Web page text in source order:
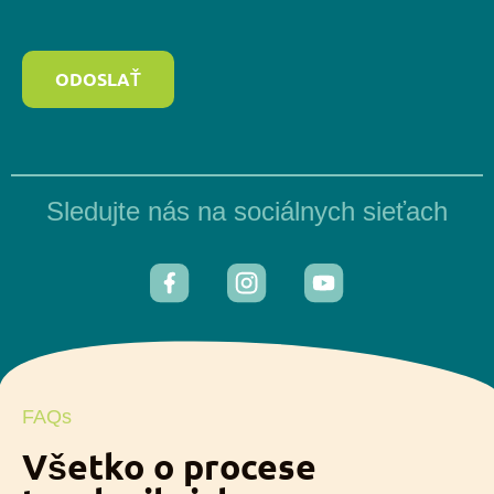
ODOSLAŤ
Sledujte nás na sociálnych sieťach
FAQs
Všetko o procese